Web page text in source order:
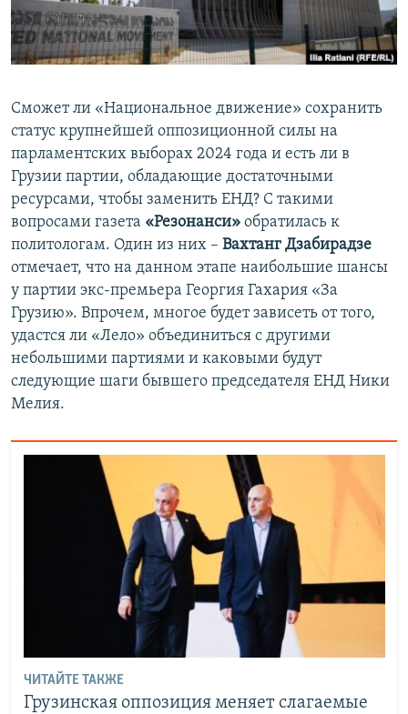
СПОРТ
МИР
БЛОГИ
ГОЛОСА
АРХИВ РАДИОПРОГРАММЫ
Сможет ли «Национальное движение» сохранить
статус крупнейшей оппозиционной силы на
парламентских выборах 2024 года и есть ли в
Грузии партии, обладающие достаточными
ресурсами, чтобы заменить ЕНД? С такими
вопросами газета «Резонанси» обратилась к
политологам. Один из них – Вахтанг Дзабирадзе
отмечает, что на данном этапе наибольшие шансы
у партии экс-премьера Георгия Гахария «За
Грузию». Впрочем, многое будет зависеть от того,
удастся ли «Лело» объединиться с другими
небольшими партиями и каковыми будут
следующие шаги бывшего председателя ЕНД Ники
Мелия.
ЧИТАЙТЕ ТАКЖЕ
Грузинская оппозиция меняет слагаемые